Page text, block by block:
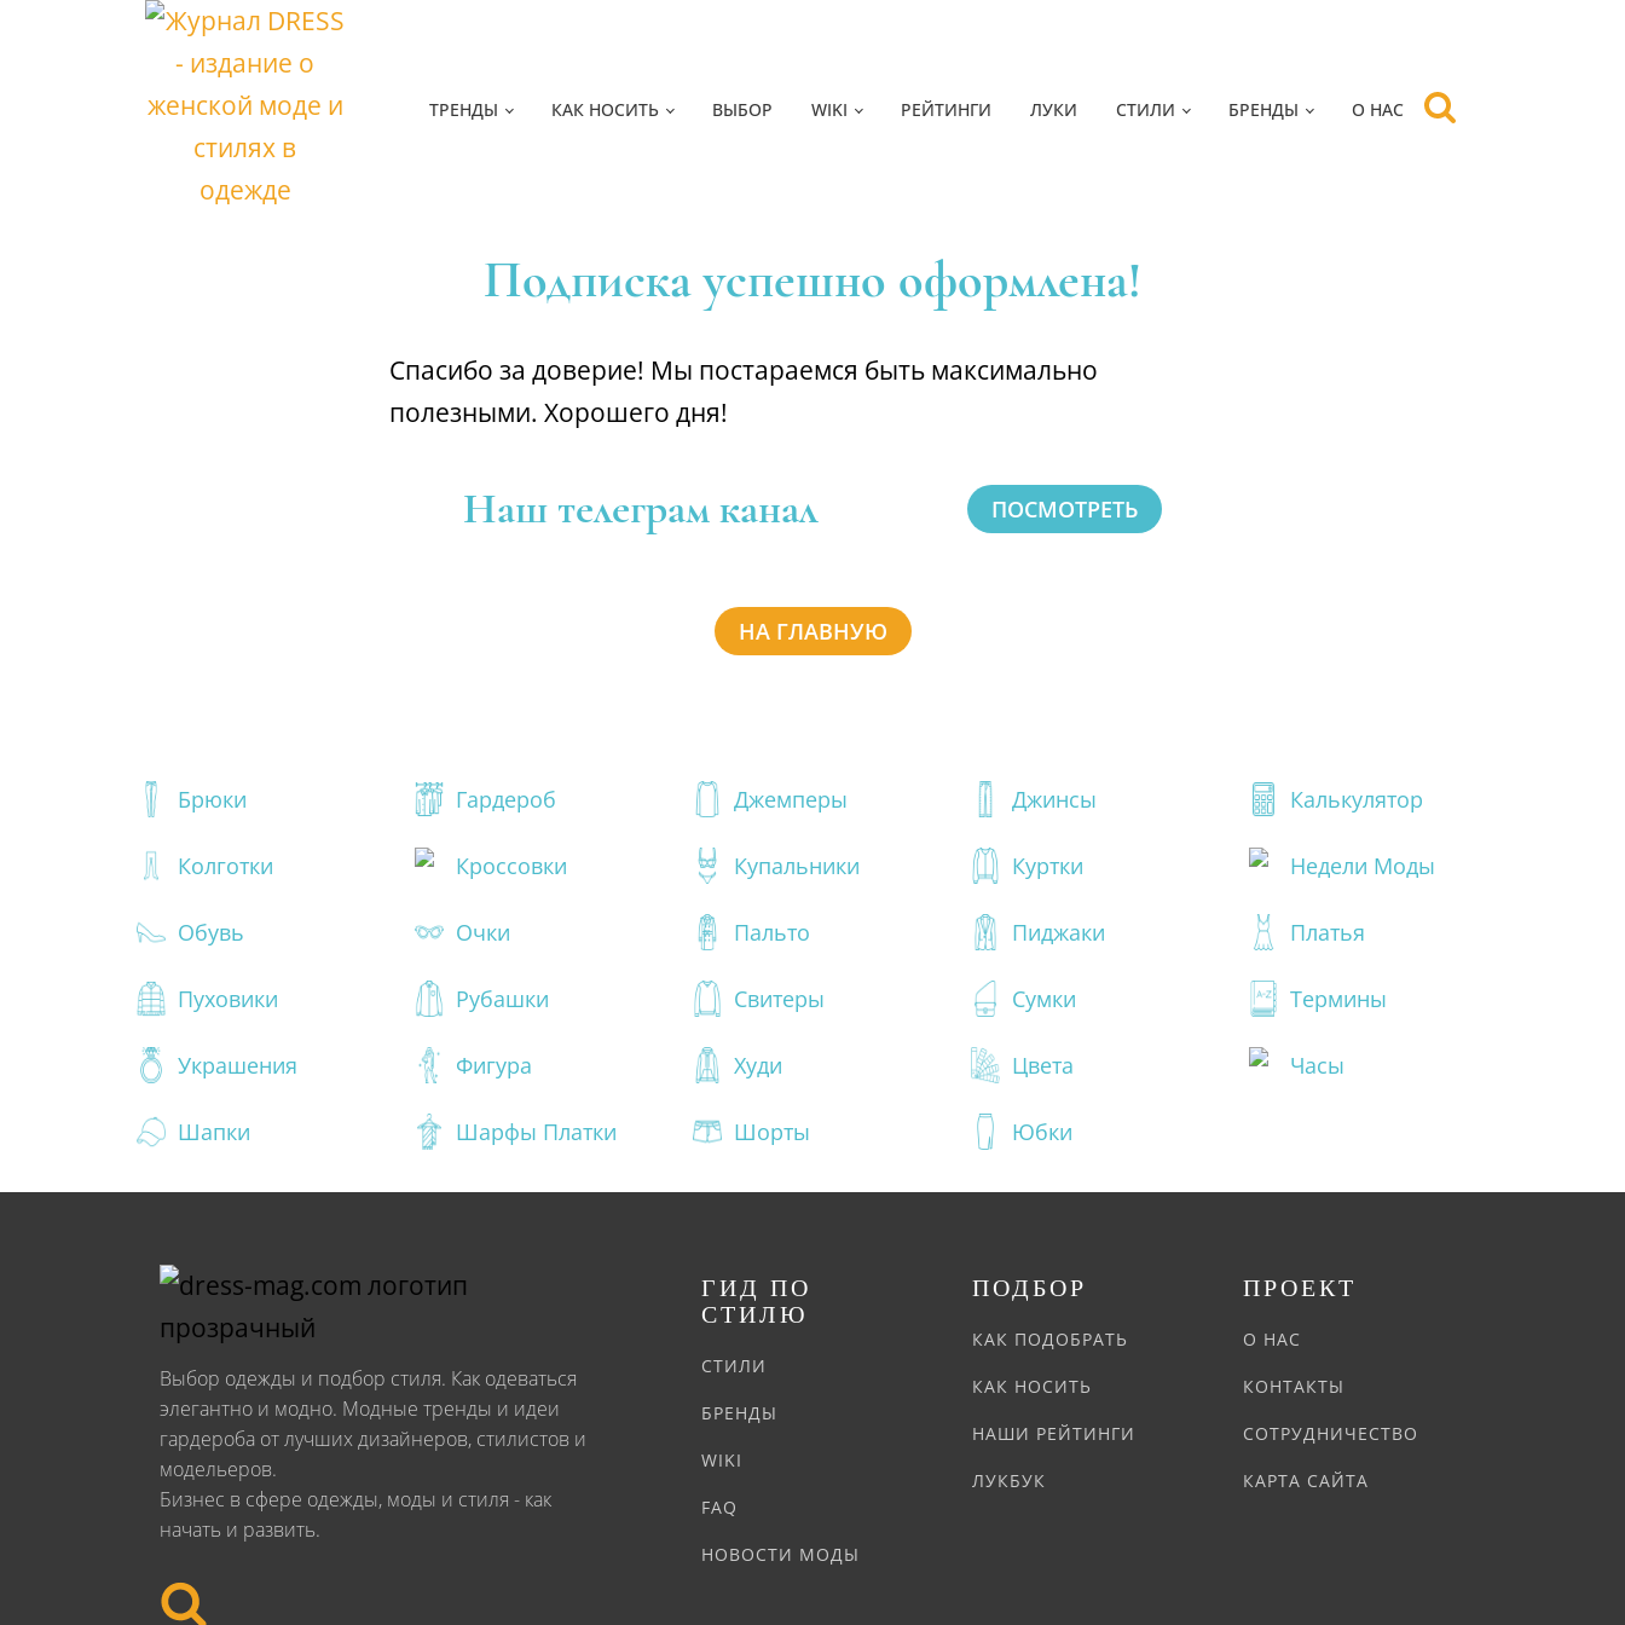
ТРЕНДЫ КАК НОСИТЬ ВЫБОР WIKI РЕЙТИНГИ ЛУКИ СТИЛИ БРЕНДЫ О НАС
Подписка успешно оформлена!
Спасибо за доверие! Мы постараемся быть максимально
полезными. Хорошего дня!
Наш телеграм канал ПОСМОТРЕТЬ
НА ГЛАВНУЮ
Брюки Гардероб Джемперы Джинсы Калькулятор
Колготки Кроссовки Купальники Куртки Недели Моды
Обувь Очки Пальто Пиджаки Платья
Пуховики Рубашки Свитеры Сумки Термины
Украшения Фигура Худи Цвета Часы
Шапки Шарфы Платки Шорты Юбки
Выбор одежды и подбор стиля. Как одеваться
элегантно и модно. Модные тренды и идеи
гардероба от лучших дизайнеров, стилистов и
модельеров.
Бизнес в сфере одежды, моды и стиля - как
начать и развить.
ГИД ПО
СТИЛЮ
СТИЛИ
БРЕНДЫ
WIKI
FAQ
НОВОСТИ МОДЫ
ПОДБОР
КАК ПОДОБРАТЬ
КАК НОСИТЬ
НАШИ РЕЙТИНГИ
ЛУКБУК
ПРОЕКТ
О НАС
КОНТАКТЫ
СОТРУДНИЧЕСТВО
КАРТА САЙТА